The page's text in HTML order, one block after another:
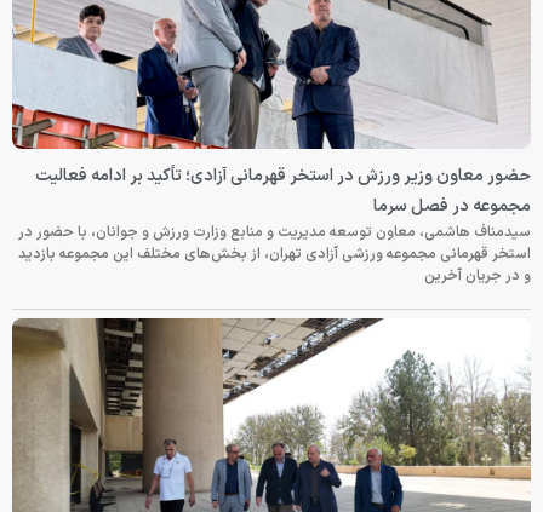
حضور معاون وزیر ورزش در استخر قهرمانی آزادی؛ تأکید بر ادامه فعالیت
مجموعه در فصل سرما
سیدمناف هاشمی، معاون توسعه مدیریت و منابع وزارت ورزش و جوانان، با حضور در
استخر قهرمانی مجموعه ورزشی آزادی تهران، از بخش‌های مختلف این مجموعه بازدید
و در جریان آخرین